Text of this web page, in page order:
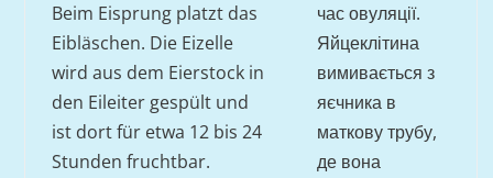
Beim Eisprung platzt das
Eibläschen. Die Eizelle
wird aus dem Eierstock in
den Eileiter gespült und
ist dort für etwa 12 bis 24
Stunden fruchtbar.
час овуляції.
Яйцеклітина
вимивається з
яєчника в
маткову трубу,
де вона